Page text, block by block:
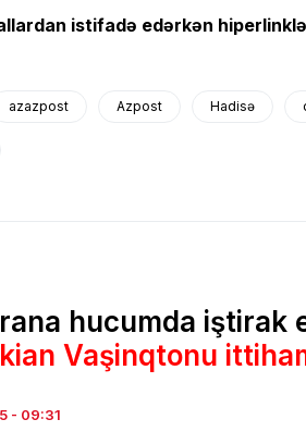
istifadə edərkən hiperlinklə
azazpost Azpost Hadisə
hucumda iştirak
Vaşinqtonu
- 09:31